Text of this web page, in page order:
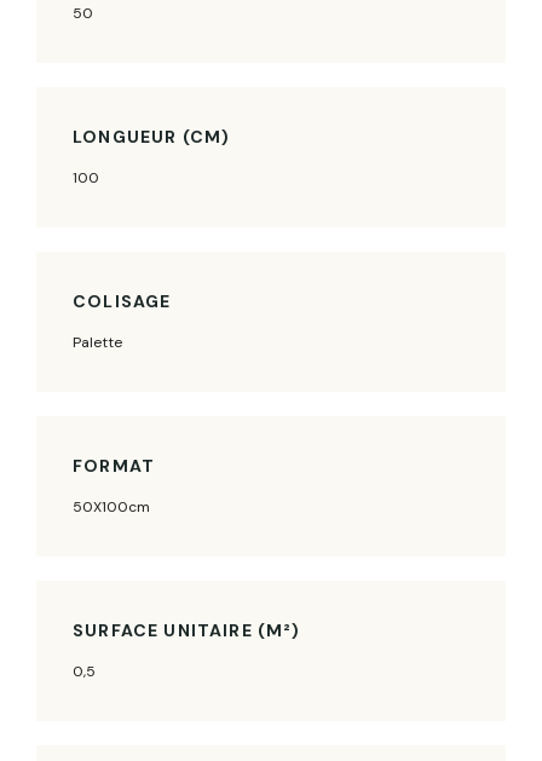
50
LONGUEUR (CM)
100
COLISAGE
Palette
FORMAT
50X100cm
SURFACE UNITAIRE (M²)
0,5